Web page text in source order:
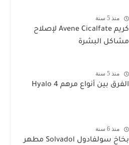
منذ 5 سنة
كريم Avene Cicalfate لإصلاح
مشاكل البشرة
منذ 5 سنة
الفرق بين أنواع مرهم Hyalo 4
منذ 6 سنة
بخاخ سولفادول Solvadol مطهر